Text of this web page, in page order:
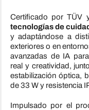
Certificado por TÜV
tecnologías de
y adaptándose a
exteriores o en
avanzadas de IA
real y creatividad,
estabilización óptica,
de 33 W y resistencia
Impulsado por el